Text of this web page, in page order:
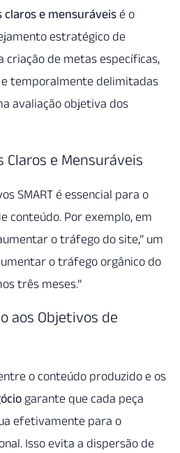
claros e mensuráveis é o
estratégico de
criação de metas específicas,
temporalmente delimitadas
avaliação objetiva dos
e Mensuráveis
SMART é essencial para o
conteúdo. Por exemplo, em
o tráfego do site,” um
o tráfego orgânico do
três meses.”
aos Objetivos de
o conteúdo produzido e os
garante que cada peça
efetivamente para o
Isso evita a dispersão de